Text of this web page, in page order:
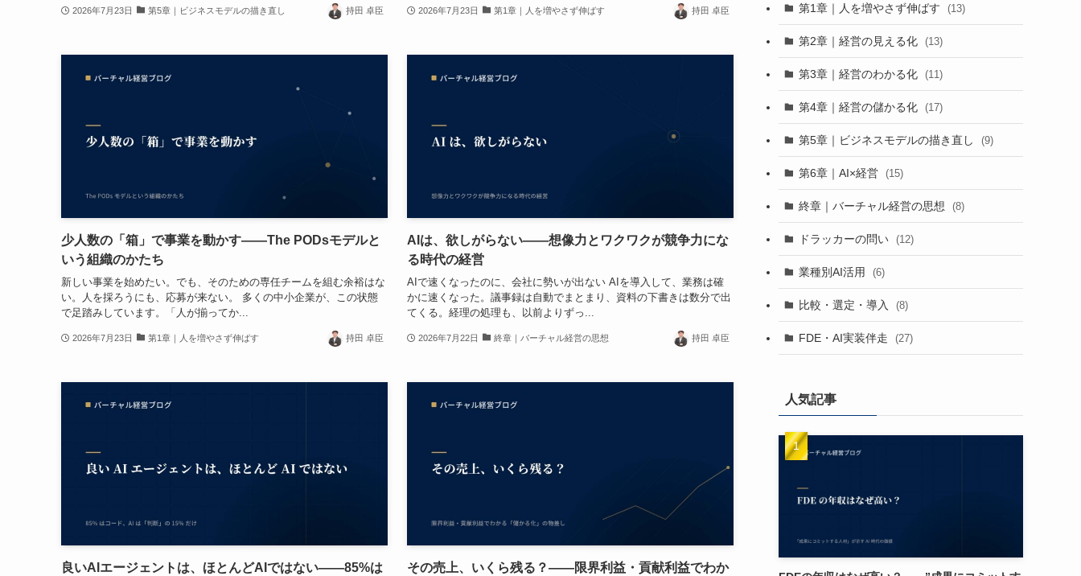
2026年7月23日 第5章｜ビジネスモデルの描き直し 持田 卓臣 2026年7月23日 第1章｜人を増やさず伸ばす 持田 卓臣
少人数の「箱」で事業を動かす——The PODsモデルと
いう組織のかたち
新しい事業を始めたい。でも、そのための専任チームを組む余裕はな
い。人を採ろうにも、応募が来ない。 多くの中小企業が、この状態
で足踏みしています。「人が揃ってか...
2026年7月23日 第1章｜人を増やさず伸ばす 持田 卓臣
AIは、欲しがらない——想像力とワクワクが競争力にな
る時代の経営
AIで速くなったのに、会社に勢いが出ない AIを導入して、業務は確
かに速くなった。議事録は自動でまとまり、資料の下書きは数分で出
てくる。経理の処理も、以前よりずっ...
2026年7月22日 終章｜バーチャル経営の思想 持田 卓臣
良いAIエージェントは、ほとんどAIではない——85%は
その売上、いくら残る？——限界利益・貢献利益でわか
第1章｜人を増やさず伸ばす (13)
第2章｜経営の見える化 (13)
第3章｜経営のわかる化 (11)
第4章｜経営の儲かる化 (17)
第5章｜ビジネスモデルの描き直し (9)
第6章｜AI×経営 (15)
終章｜バーチャル経営の思想 (8)
ドラッカーの問い (12)
業種別AI活用 (6)
比較・選定・導入 (8)
FDE・AI実装伴走 (27)
人気記事